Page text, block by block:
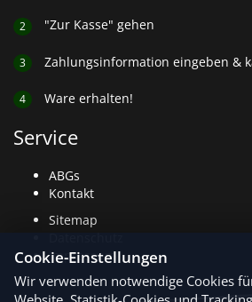
2 "Zur Kasse" gehen
3 Zahlungsinformation eingeben &
4 Ware erhalten!
Service
ABGs
Kontakt
Sitemap
Datenschutz
Impressum
Cookie-Einstellungen
Wir verwenden notwendige Cookies